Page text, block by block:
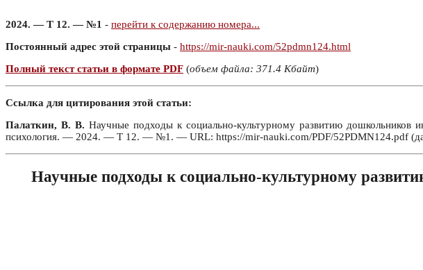
2024. — Т 12. — №1 - перейти к содержанию номера...
Постоянный адрес этой страницы - https://mir-nauki.com/52pdmn124.html
Полный текст статьи в формате PDF (объем файла: 371.4 Кбайт)
Ссылка для цитирования этой статьи:
Палаткин, В. В. Научные подходы к социально-культурному развитию
психология. — 2024. — Т 12. — №1. — URL: https://mir-nauki.com/PDF/52PDMN124.pdf
Научные подходы к социально-культурному